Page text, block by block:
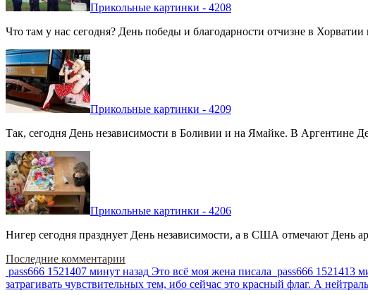
Прикольные картинки - 4208
Что там у нас сегодня? День победы и благодарности отчизне в
Прикольные картинки - 4209
Так, сегодня День независимости в Боливии и на Ямайке. В Аргентине
Прикольные картинки - 4206
Нигер сегодня празднует День независимости, а в США отмечают День
Последние комментарии
pass666 1521407 минут назад Это всё моя жена писала pass666 1521413
затрагивать чувствительных тем, ибо сейчас это красный флаг. А